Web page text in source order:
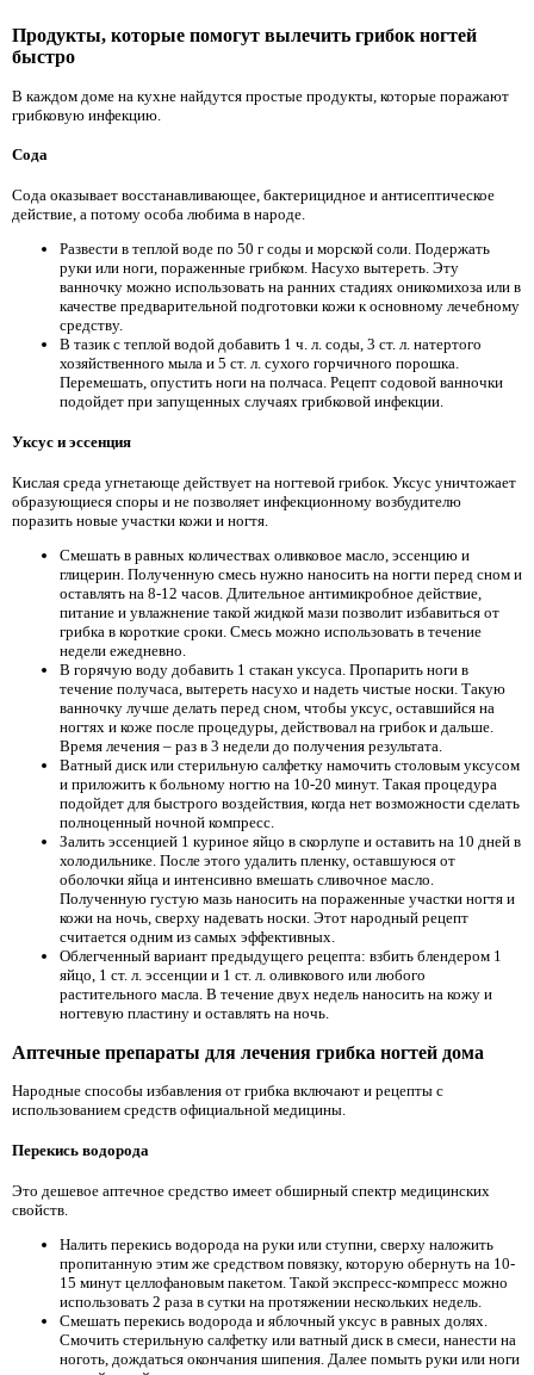
Продукты, которые помогут вылечить грибок ногтей
быстро
В каждом доме на кухне найдутся простые продукты, которые поражают
грибковую инфекцию.
Сода
Сода оказывает восстанавливающее, бактерицидное и антисептическое
действие, а потому особа любима в народе.
Развести в теплой воде по 50 г соды и морской соли. Подержать
руки или ноги, пораженные грибком. Насухо вытереть. Эту
ванночку можно использовать на ранних стадиях оникомихоза или в
качестве предварительной подготовки кожи к основному лечебному
средству.
В тазик с теплой водой добавить 1 ч. л. соды, 3 ст. л. натертого
хозяйственного мыла и 5 ст. л. сухого горчичного порошка.
Перемешать, опустить ноги на полчаса. Рецепт содовой ванночки
подойдет при запущенных случаях грибковой инфекции.
Уксус и эссенция
Кислая среда угнетающе действует на ногтевой грибок. Уксус уничтожает
образующиеся споры и не позволяет инфекционному возбудителю
поразить новые участки кожи и ногтя.
Смешать в равных количествах оливковое масло, эссенцию и
глицерин. Полученную смесь нужно наносить на ногти перед сном и
оставлять на 8-12 часов. Длительное антимикробное действие,
питание и увлажнение такой жидкой мази позволит избавиться от
грибка в короткие сроки. Смесь можно использовать в течение
недели ежедневно.
В горячую воду добавить 1 стакан уксуса. Пропарить ноги в
течение получаса, вытереть насухо и надеть чистые носки. Такую
ванночку лучше делать перед сном, чтобы уксус, оставшийся на
ногтях и коже после процедуры, действовал на грибок и дальше.
Время лечения – раз в 3 недели до получения результата.
Ватный диск или стерильную салфетку намочить столовым уксусом
и приложить к больному ногтю на 10-20 минут. Такая процедура
подойдет для быстрого воздействия, когда нет возможности сделать
полноценный ночной компресс.
Залить эссенцией 1 куриное яйцо в скорлупе и оставить на 10 дней в
холодильнике. После этого удалить пленку, оставшуюся от
оболочки яйца и интенсивно вмешать сливочное масло.
Полученную густую мазь наносить на пораженные участки ногтя и
кожи на ночь, сверху надевать носки. Этот народный рецепт
считается одним из самых эффективных.
Облегченный вариант предыдущего рецепта: взбить блендером 1
яйцо, 1 ст. л. эссенции и 1 ст. л. оливкового или любого
растительного масла. В течение двух недель наносить на кожу и
ногтевую пластину и оставлять на ночь.
Аптечные препараты для лечения грибка ногтей дома
Народные способы избавления от грибка включают и рецепты с
использованием средств официальной медицины.
Перекись водорода
Это дешевое аптечное средство имеет обширный спектр медицинских
свойств.
Налить перекись водорода на руки или ступни, сверху наложить
пропитанную этим же средством повязку, которую обернуть на 10-
15 минут целлофановым пакетом. Такой экспресс-компресс можно
использовать 2 раза в сутки на протяжении нескольких недель.
Смешать перекись водорода и яблочный уксус в равных долях.
Смочить стерильную салфетку или ватный диск в смеси, нанести на
ноготь, дождаться окончания шипения. Далее помыть руки или ноги